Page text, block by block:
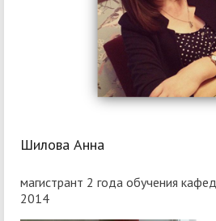
Шилова Анна
магистрант 2 года обучения
2014